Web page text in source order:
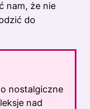
nam, że nie
do
nostalgiczne
nad